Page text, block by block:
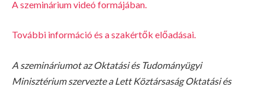
A szeminárium videó formájában.
További információ és a szakértők előadásai.
A szemináriumot az Oktatási és Tudományügyi
Minisztérium szervezte a Lett Köztársaság Oktatási és